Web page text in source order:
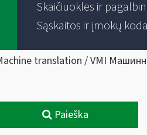
Skaičiuoklės ir
Sąskaitos ir įmokų
translation / VMI
Paieška